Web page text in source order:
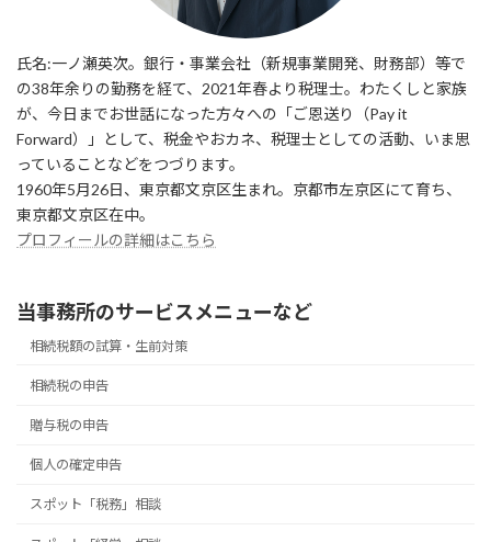
氏名:一ノ瀬英次。銀行・事業会社（新規事業開発、財務部）等で
の38年余りの勤務を経て、2021年春より税理士。わたくしと家族
が、今日までお世話になった方々への「ご恩送り（Pay it
Forward）」として、税金やおカネ、税理士としての活動、いま思
っていることなどをつづります。
1960年5月26日、東京都文京区生まれ。京都市左京区にて育ち、
東京都文京区在中。
プロフィールの詳細はこちら
当事務所のサービスメニューなど
相続税額の試算・生前対策
相続税の申告
贈与税の申告
個人の確定申告
スポット「税務」相談